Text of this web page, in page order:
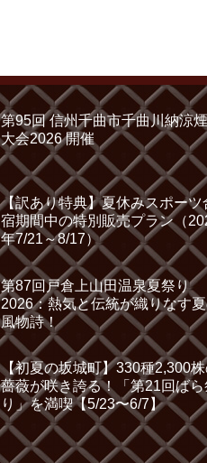
第95回 信州千曲市千曲川納涼
大会2026 開催
【訳あり特典】夏休みスポーツ
宿期間中の特別販売プラン（
年7/21～8/17）
第87回戸倉上山田温泉夏祭り
2026：熱気と伝統が織りなす
風物詩！
【初夏の坂城町】330種2,300
薔薇が咲き誇る！「第21回ばら
り」を満喫【5/23〜6/7】